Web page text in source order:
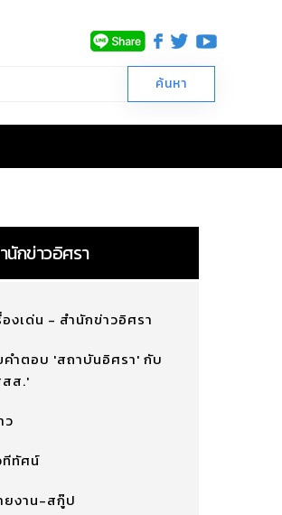
นักข่าวอิศรา
องเด่น - สำนักข่าวอิศรา
คำตอบ 'สถาบันอิศรา' กับ
ส.'
ว
ทีทัศน์
ยงาน-สกู๊ป